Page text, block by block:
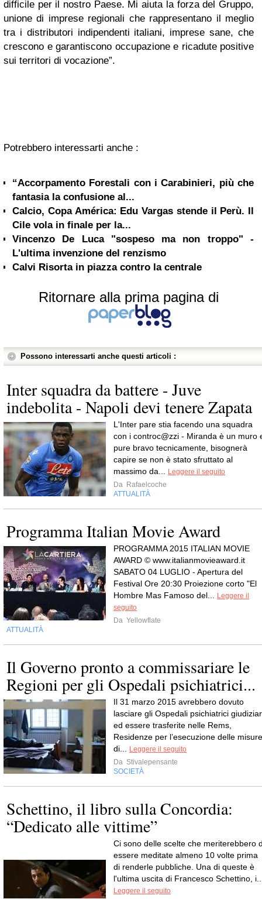
difficile per il nostro Paese. Mi aiuta la forza del Gruppo,
unione di imprese regionali che rappresentano il meglio
tra i distributori indipendenti italiani, imprese sane, che
crescono e garantiscono occupazione e ricadute positive
sui territori di vocazione”.
Potrebbero interessarti anche :
“Accorpamento Forestali con i Carabinieri, più che
fantasia la confusione al...
Calcio, Copa América: Edu Vargas stende il Perù. Il
Cile vola in finale per la...
Vincenzo De Luca "sospeso ma non troppo" -
L'ultima invenzione del renzismo
Calvi Risorta in piazza contro la centrale
Ritornare alla prima pagina di
Possono interessarti anche questi articoli :
Inter squadra da battere - Juve
indebolita - Napoli devi tenere Zapata
L'Inter pare stia facendo una squadra
con i controc@zzi - Miranda è un muro
pure bravo tecnicamente, bisognerà
capire se non è stato sfruttato al
massimo da...
Leggere il seguito
Da Rafaelcoche
ATTUALITÀ
Programma Italian Movie Award
PROGRAMMA 2015 ITALIAN MOVIE
AWARD © www.italianmovieaward.it
SABATO 04 LUGLIO - Apertura del
Festival Ore 20:30 Proiezione corto "El
Hombre Mas Famoso del...
Leggere il
seguito
Da Yellowflate
ATTUALITÀ
Il Governo pronto a commissariare le
Regioni per gli Ospedali psichiatrici...
Il 31 marzo 2015 avrebbero dovuto
lasciare gli Ospedali psichiatrici
ed essere trasferite nelle Rems,
Residenze per l’esecuzione delle misure
di...
Leggere il seguito
Da Stivalepensante
SOCIETÀ
Schettino, il libro sulla Concordia:
“Dedicato alle vittime”
Ci sono delle scelte che meriterebbero
essere meditate almeno 10 volte prima
di renderle pubbliche. Una di queste è
l'ultima uscita di Francesco Schettino,
Leggere il seguito